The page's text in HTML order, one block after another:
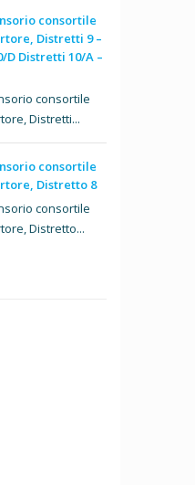
consortile
Distretti 9 –
D Distretti 10/A –
consortile
Distretti...
consortile
Distretto 8
consortile
Distretto...